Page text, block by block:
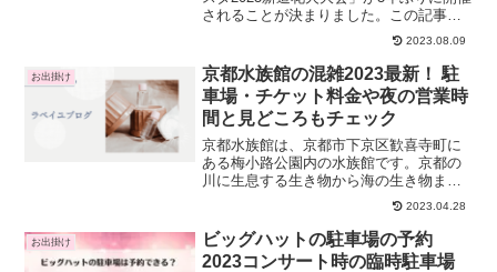
されることが決まりました。この記事で
は、スワンフェスタ2023協賛の新道花火
大会の開催日や打ち上げ時間、どこで見
るのがおすすめか？スワンフェスタ2023
新道花火大...
2023.08.09
お出掛け
京都水族館の混雑2023最新！ 駐
車場・チケット料金や夜の営業時
間と見どころもチェック
京都水族館は、京都市下京区歓喜寺町に
ある梅小路公園内の水族館です。京都の
川に生息する生き物から海の生き物ま
で、約250種、約15,000点を展示している
大型の水族館で、京都駅から徒歩15分と
いうアクセスの良さも人気のポイント。
見どころは、国...
2023.04.28
お出掛け
ビッグハットの駐車場の予約
2023コンサート時の臨時駐車場